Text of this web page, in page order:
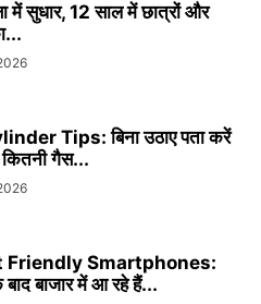
में सुधार, 12 साल में छात्रों और
Tips: बिना उठाए पता करें
गैस...
Friendly Smartphones:
बाजार में आ रहे हैं...